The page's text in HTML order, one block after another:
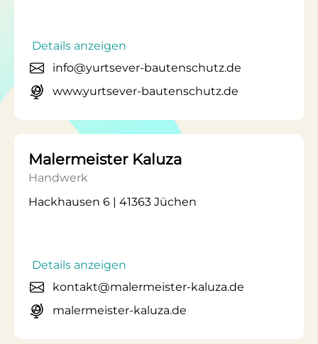
Details anzeigen
info@yurtsever-bautenschutz.de
www.yurtsever-bautenschutz.de
Malermeister Kaluza
Handwerk
Hackhausen 6 | 41363 Jüchen
Details anzeigen
kontakt@malermeister-kaluza.de
malermeister-kaluza.de